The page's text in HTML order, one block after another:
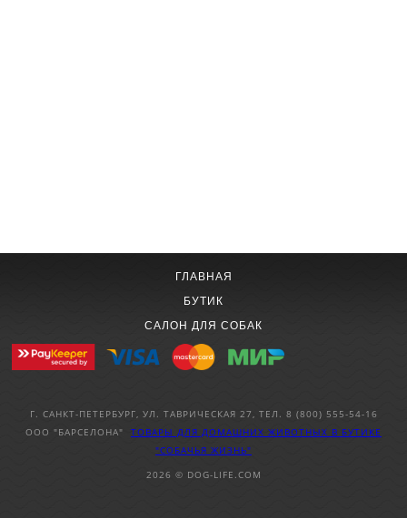
ГЛАВНАЯ
БУТИК
САЛОН ДЛЯ СОБАК
Г. САНКТ-ПЕТЕРБУРГ, УЛ. ТАВРИЧЕСКАЯ 27, ТЕЛ. 8 (800) 555-54-16
ООО "БАРСЕЛОНА" ТОВАРЫ ДЛЯ ДОМАШНИХ ЖИВОТНЫХ В БУТИКЕ
"СОБАЧЬЯ ЖИЗНЬ"
2026 © DOG-LIFE.COM